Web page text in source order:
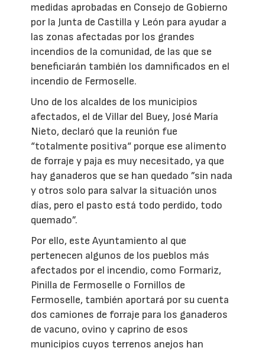
medidas aprobadas en Consejo de Gobierno
por la Junta de Castilla y León para ayudar a
las zonas afectadas por los grandes
incendios de la comunidad, de las que se
beneficiarán también los damnificados en el
incendio de Fermoselle.
Uno de los alcaldes de los municipios
afectados, el de Villar del Buey, José María
Nieto, declaró que la reunión fue
“totalmente positiva“ porque ese alimento
de forraje y paja es muy necesitado, ya que
hay ganaderos que se han quedado ”sin nada
y otros solo para salvar la situación unos
días, pero el pasto está todo perdido, todo
quemado”.
Por ello, este Ayuntamiento al que
pertenecen algunos de los pueblos más
afectados por el incendio, como Formariz,
Pinilla de Fermoselle o Fornillos de
Fermoselle, también aportará por su cuenta
dos camiones de forraje para los ganaderos
de vacuno, ovino y caprino de esos
municipios cuyos terrenos anejos han